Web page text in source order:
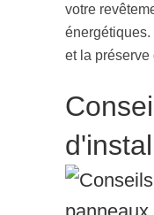
votre
et la préserve